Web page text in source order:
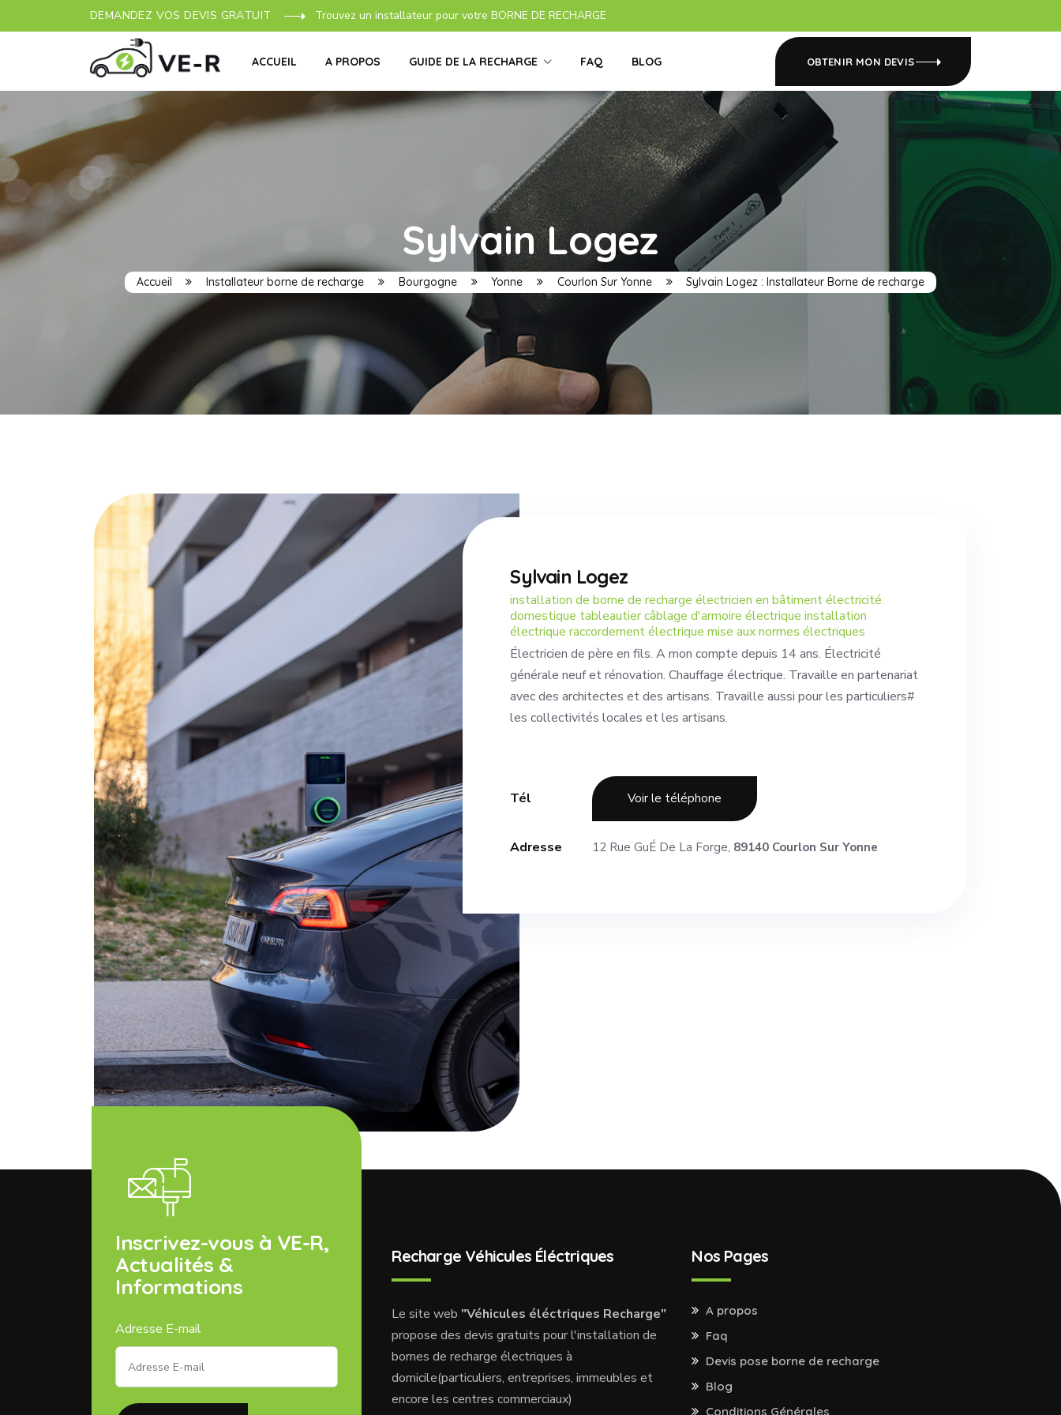
DEMANDEZ VOS DEVIS GRATUIT Trouvez un installateur pour votre BORNE DE RECHARGE
ACCUEIL A PROPOS GUIDE DE LA RECHARGE FAQ BLOG OBTENIR MON DEVIS
Sylvain Logez
Accueil Installateur borne de recharge Bourgogne Yonne Courlon Sur Yonne Sylvain Logez : Installateur Borne de recharge
Sylvain Logez
installation de borne de recharge électricien en bâtiment électricité
domestique tableautier câblage d'armoire électrique installation
électrique raccordement électrique mise aux normes électriques
Électricien de père en fils. A mon compte depuis 14 ans. Électricité
générale neuf et rénovation. Chauffage électrique. Travaille en partenariat
avec des architectes et des artisans. Travaille aussi pour les particuliers#
les collectivités locales et les artisans.
Tél Voir le téléphone
Adresse 12 Rue GuÉ De La Forge, 89140 Courlon Sur Yonne
Inscrivez-vous à VE-R,
Actualités &
Informations
Adresse E-mail
Recharge Véhicules Éléctriques
Le site web"Véhicules éléctriques Recharge"
propose des devis gratuits pour l'installation de
bornes de recharge électriques à
domicile(particuliers, entreprises, immeubles et
encore les centres commerciaux)
Nos Pages
A propos
Faq
Devis pose borne de recharge
Blog
Conditions Générales